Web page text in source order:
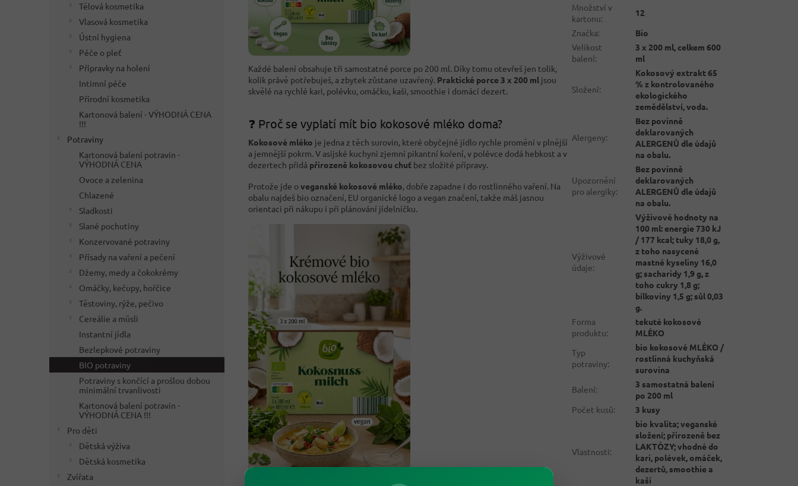
Tělová kosmetika
Vlasová kosmetika
Ústní hygiena
Péče o pleť
Přípravky na holení
Intimní péče
Přírodní kosmetika
Kartonová balení - VÝHODNÁ CENA
!!!
Potraviny
Kartonová balení potravin -
VÝHODNÁ CENA
Ovoce a zelenina
Chlazené
Sladkosti
Slané pochutiny
Konzervované potraviny
Přísady na vaření a pečení
Džemy, medy a čokokrémy
Omáčky, kečupy, hořčice
Těstoviny, rýže, pečivo
Cereálie a müsli
Instantní jídla
Bezlepkové potraviny
BIO potraviny
Potraviny s končící a prošlou dobou
minimální trvanlivosti
Kartonová balení potravin -
VÝHODNÁ CENA !!!
Pro děti
Dětská výživa
Dětská kosmetika
Zvířata
Každé balení obsahuje tři samostatné porce po 200 ml. Díky tomu otevřeš jen tolik,
kolik právě potřebuješ, a zbytek zůstane uzavřený. Praktické porce 3 x 200 ml jsou
skvělé na rychlé kari, polévku, omáčku, kaši, smoothie i domácí dezert.
❓ Proč se vyplatí mít bio kokosové mléko doma?
Kokosové mléko je jedna z těch surovin, které obyčejné jídlo rychle promění v plnější
a jemnější pokrm. V asijské kuchyni zjemní pikantní koření, v polévce dodá hebkost a v
dezertech přidá přirozeně kokosovou chuť bez složité přípravy.
Protože jde oveganské kokosové mléko, dobře zapadne i do rostlinného vaření. Na
obalu najdeš bio označení, EU organické logo a vegan značení, takže máš jasnou
orientaci při nákupu i při plánování jídelníčku.
Množství v
kartonu:
12
Značka:
Bio
Velikost
balení:
3 x 200 ml, celkem 600
ml
Složení:
Kokosový extrakt 65
% z kontrolovaného
ekologického
zemědělství, voda.
Alergeny:
Bez povinně
deklarovaných
ALERGENŮ dle údajů
na obalu.
Upozornění
pro alergiky:
Bez povinně
deklarovaných
ALERGENŮ dle údajů
na obalu.
Výživové
údaje:
Výživové hodnoty na
100 ml: energie 730 kJ
/ 177 kcal; tuky 18,0 g,
z toho nasycené
mastné kyseliny 16,0
g; sacharidy 1,9 g, z
toho cukry 1,8 g;
bílkoviny 1,5 g; sůl 0,03
g.
Forma
produktu:
tekuté kokosové
MLÉKO
Typ
potraviny:
bio kokosové MLÉKO /
rostlinná kuchyňská
surovina
Balení:
3 samostatná balení
po 200 ml
Počet kusů: 3 kusy
Vlastnosti:
bio kvalita; veganské
složení; přirozeně bez
LAKTÓZY; vhodné do
kari, polévek, omáček,
dezertů, smoothie a
kaší